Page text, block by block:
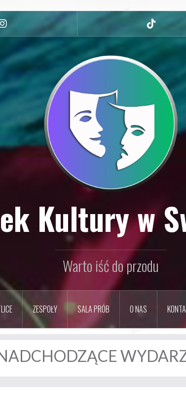
tiktok
Kultury w
Warto iść do przodu
ZESPOŁY SALA PRÓB O NAS